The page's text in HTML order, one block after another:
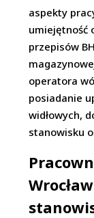
aspekty
umiejętność
przepisów
operatora
posiadanie
widłowych,
stanowisku